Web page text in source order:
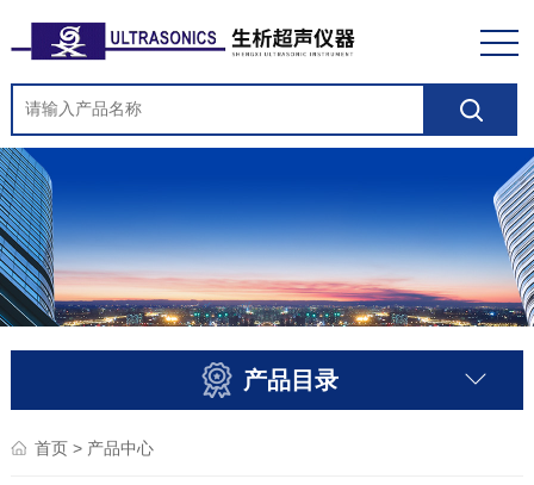
产品目录
首页> 产品中心